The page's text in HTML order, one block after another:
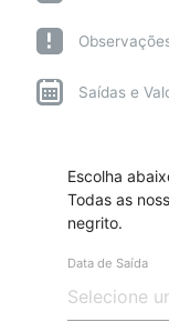
Saídas e
Escolha
Todas as
negrito.
Data de Saída